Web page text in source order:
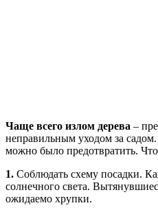
Чаще всего излом дерева –
неправильным уходом за
можно было предотвратить.
1. Соблюдать схему посадки.
солнечного света.
ожидаемо хрупки.